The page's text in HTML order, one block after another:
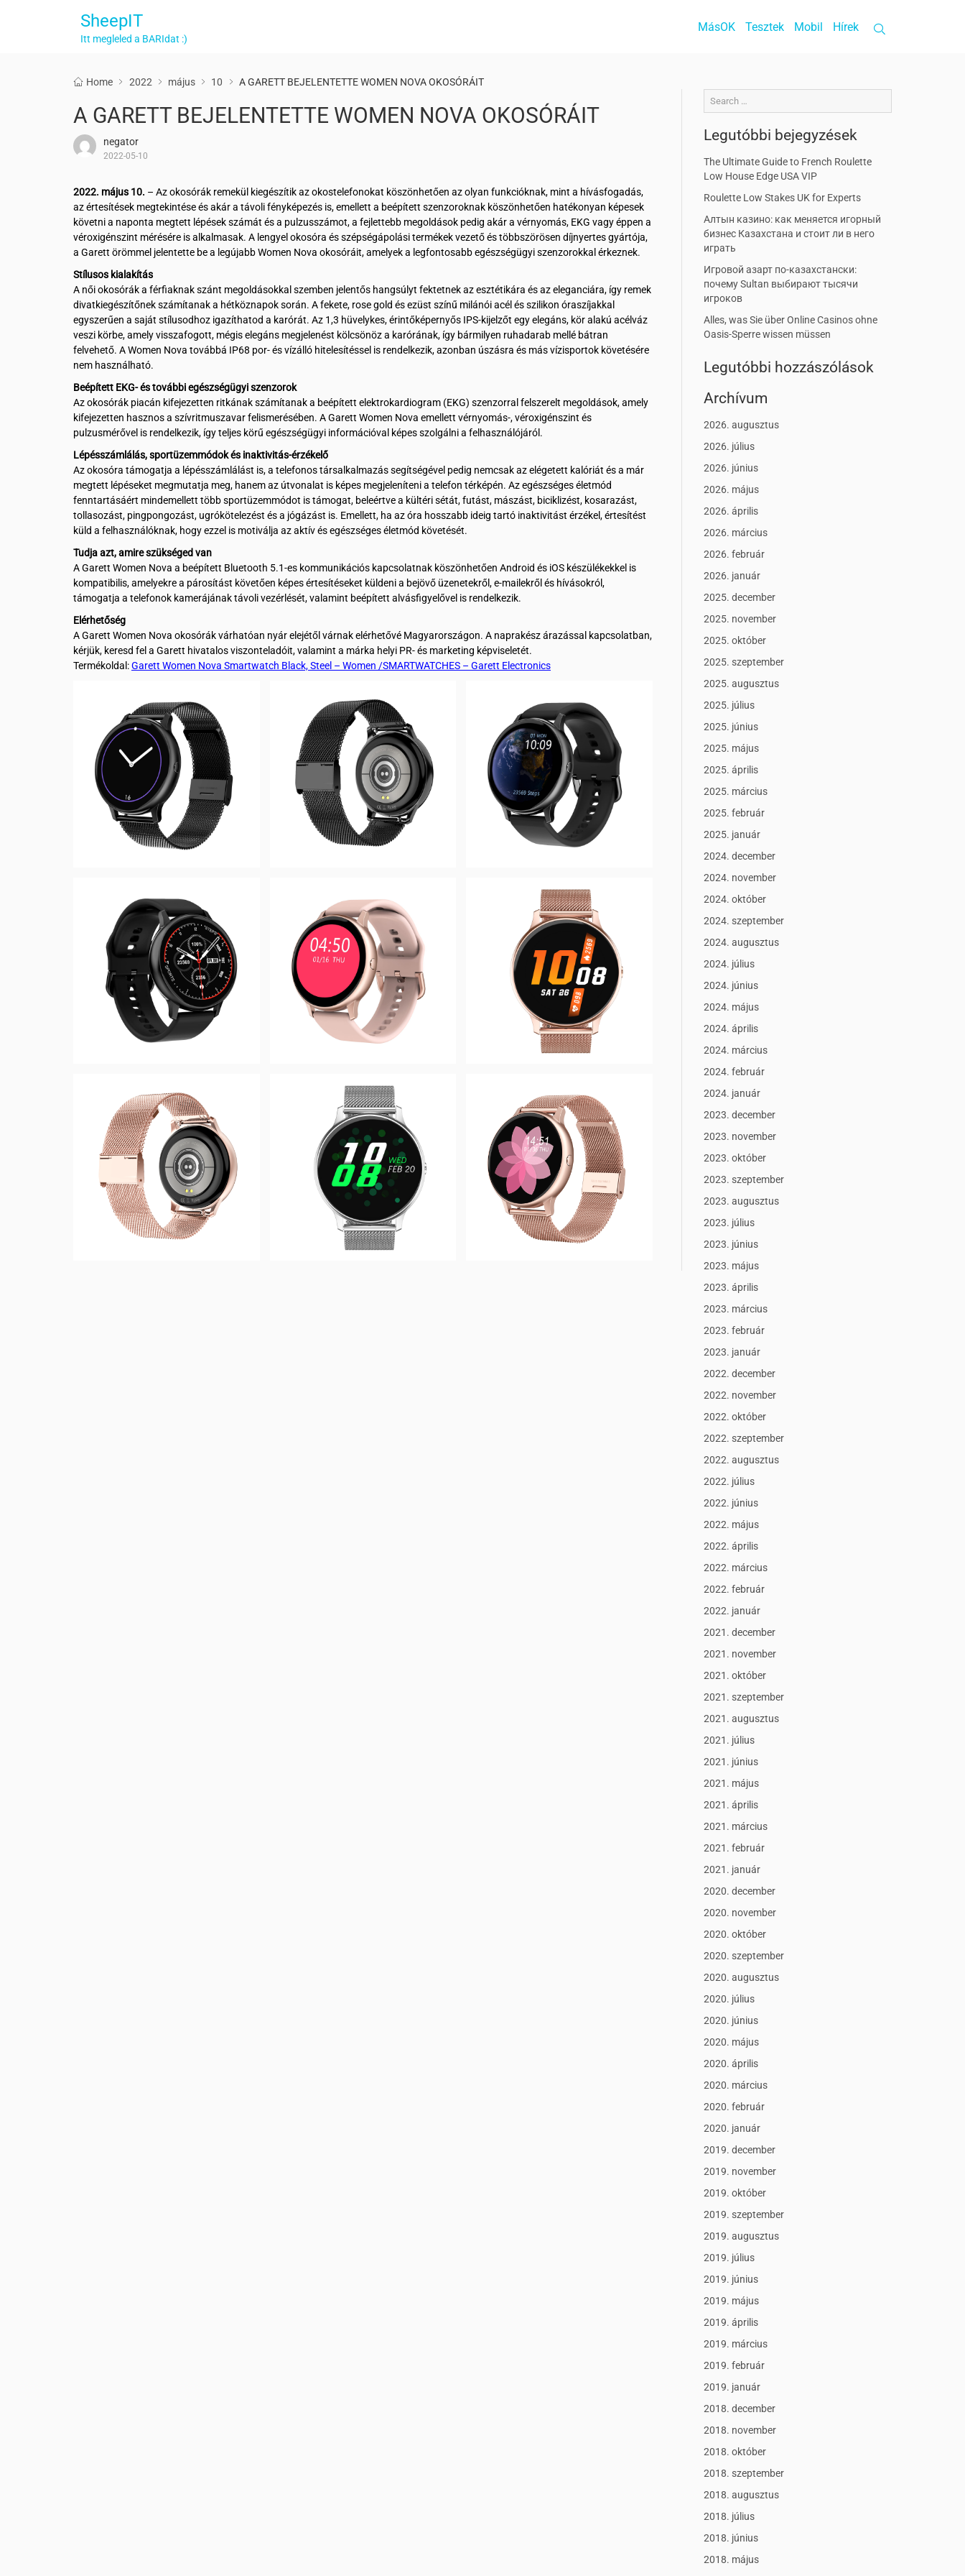
SheepIT
Itt megleled a BARIdat :)
Hírek
Mobil
Tesztek
MásOK
Home 2022 május 10 A GARETT BEJELENTETTE WOMEN NOVA OKOSÓRÁIT
A GARETT BEJELENTETTE WOMEN NOVA OKOSÓRÁIT
negator
2022-05-10
2022. május 10. – Az okosórák remekül kiegészítik az okostelefonokat köszönhetően az olyan funkcióknak, mint a hívásfogadás,
az értesítések megtekintése és akár a távoli fényképezés is, emellett a beépített szenzoroknak köszönhetően hatékonyan képesek
követni a naponta megtett lépések számát és a pulzusszámot, a fejlettebb megoldások pedig akár a vérnyomás, EKG vagy éppen a
véroxigénszint mérésére is alkalmasak. A lengyel okosóra és szépségápolási termékek vezető és többszörösen díjnyertes gyártója,
a Garett örömmel jelentette be a legújabb Women Nova okosóráit, amelyek a legfontosabb egészségügyi szenzorokkal érkeznek.
Stílusos kialakítás
A női okosórák a férfiaknak szánt megoldásokkal szemben jelentős hangsúlyt fektetnek az esztétikára és az eleganciára, így remek
divatkiegészítőnek számítanak a hétköznapok során. A fekete, rose gold és ezüst színű milánói acél és szilikon óraszíjakkal
egyszerűen a saját stílusodhoz igazíthatod a karórát. Az 1,3 hüvelykes, érintőképernyős IPS-kijelzőt egy elegáns, kör alakú acélváz
veszi körbe, amely visszafogott, mégis elegáns megjelenést kölcsönöz a karórának, így bármilyen ruhadarab mellé bátran
felvehető. A Women Nova továbbá IP68 por- és vízálló hitelesítéssel is rendelkezik, azonban úszásra és más vízisportok követésére
nem használható.
Beépített EKG- és további egészségügyi szenzorok
Az okosórák piacán kifejezetten ritkának számítanak a beépített elektrokardiogram (EKG) szenzorral felszerelt megoldások, amely
kifejezetten hasznos a szívritmuszavar felismerésében. A Garett Women Nova emellett vérnyomás-, véroxigénszint és
pulzusmérővel is rendelkezik, így teljes körű egészségügyi információval képes szolgálni a felhasználójáról.
Lépésszámlálás, sportüzemmódok és inaktivitás-érzékelő
Az okosóra támogatja a lépésszámlálást is, a telefonos társalkalmazás segítségével pedig nemcsak az elégetett kalóriát és a már
megtett lépéseket megmutatja meg, hanem az útvonalat is képes megjeleníteni a telefon térképén. Az egészséges életmód
fenntartásáért mindemellett több sportüzemmódot is támogat, beleértve a kültéri sétát, futást, mászást, biciklizést, kosarazást,
tollasozást, pingpongozást, ugrókötelezést és a jógázást is. Emellett, ha az óra hosszabb ideig tartó inaktivitást érzékel, értesítést
küld a felhasználóknak, hogy ezzel is motiválja az aktív és egészséges életmód követését.
Tudja azt, amire szükséged van
A Garett Women Nova a beépített Bluetooth 5.1-es kommunikációs kapcsolatnak köszönhetően Android és iOS készülékekkel is
kompatibilis, amelyekre a párosítást követően képes értesítéseket küldeni a bejövő üzenetekről, e-mailekről és hívásokról,
támogatja a telefonok kamerájának távoli vezérlését, valamint beépített alvásfigyelővel is rendelkezik.
Elérhetőség
A Garett Women Nova okosórák várhatóan nyár elejétől várnak elérhetővé Magyarországon. A naprakész árazással kapcsolatban,
kérjük, keresd fel a Garett hivatalos viszonteladóit, valamint a márka helyi PR- és marketing képviseletét.
Termékoldal:Garett Women Nova Smartwatch Black, Steel – Women /SMARTWATCHES – Garett Electronics
Legutóbbi bejegyzések
The Ultimate Guide to French Roulette
Low House Edge USA VIP
Roulette Low Stakes UK for Experts
Алтын казино: как меняется игорный
бизнес Казахстана и стоит ли в него
играть
Игровой азарт по-казахстански:
почему Sultan выбирают тысячи
игроков
Alles, was Sie über Online Casinos ohne
Oasis-Sperre wissen müssen
Legutóbbi hozzászólások
Archívum
2026. augusztus
2026. július
2026. június
2026. május
2026. április
2026. március
2026. február
2026. január
2025. december
2025. november
2025. október
2025. szeptember
2025. augusztus
2025. július
2025. június
2025. május
2025. április
2025. március
2025. február
2025. január
2024. december
2024. november
2024. október
2024. szeptember
2024. augusztus
2024. július
2024. június
2024. május
2024. április
2024. március
2024. február
2024. január
2023. december
2023. november
2023. október
2023. szeptember
2023. augusztus
2023. július
2023. június
2023. május
2023. április
2023. március
2023. február
2023. január
2022. december
2022. november
2022. október
2022. szeptember
2022. augusztus
2022. július
2022. június
2022. május
2022. április
2022. március
2022. február
2022. január
2021. december
2021. november
2021. október
2021. szeptember
2021. augusztus
2021. július
2021. június
2021. május
2021. április
2021. március
2021. február
2021. január
2020. december
2020. november
2020. október
2020. szeptember
2020. augusztus
2020. július
2020. június
2020. május
2020. április
2020. március
2020. február
2020. január
2019. december
2019. november
2019. október
2019. szeptember
2019. augusztus
2019. július
2019. június
2019. május
2019. április
2019. március
2019. február
2019. január
2018. december
2018. november
2018. október
2018. szeptember
2018. augusztus
2018. július
2018. június
2018. május